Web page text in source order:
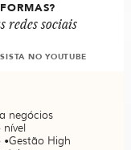
redes sociais
NO YOUTUBE
negócios
High